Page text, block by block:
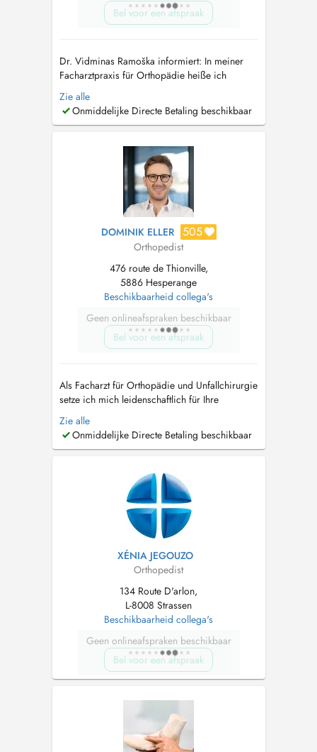
Bel voor een afspraak
Dr. Vidminas Ramoška informiert: In meiner
Facharztpraxis für Orthopädie heiße ich
Patientinnen und Patienten aller Altersgruppen
herzlich willkommen. Mein Leistungsspektrum
umfasst die Untersuchung und Behandlung von
Erwachsenen. Es ist mir ein beson...
Zie alle
Onmiddelijke Directe Betaling beschikbaar
DOMINIK ELLER 505
Orthopedist
476 route de Thionville,
5886 Hesperange
Beschikbaarheid collega's
Geen onlineafspraken beschikbaar
Bel voor een afspraak
Als Facharzt für Orthopädie und Unfallchirurgie
setze ich mich leidenschaftlich für Ihre
Gesundheit und Ihr Wohlbefinden ein. Mein
Leistungsspektrum umfasst die konservative,
das heißt nicht-operative Behandlung von
Bewegungsapparats. Seien diese durch akute
Ereignisse (Unf...
Zie alle
Onmiddelijke Directe Betaling beschikbaar
XÉNIA JEGOUZO
Orthopedist
134 Route D'arlon,
L-8008 Strassen
Beschikbaarheid collega's
Geen onlineafspraken beschikbaar
Bel voor een afspraak